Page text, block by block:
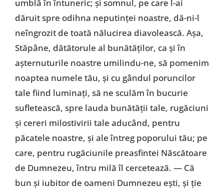
umblă în întuneric; şi somnul, pe care l-ai
dăruit spre odihna neputinţei noastre, dă-ni-l
neîngrozit de toată nălucirea diavolească. Aşa,
Stăpâne, dătătorule al bunătăţilor, ca şi în
aşternuturile noastre umilindu-ne, să pomenim
noaptea numele tău, şi cu gândul poruncilor
tale fiind luminaţi, să ne sculăm în bucurie
sufletească, spre lauda bunătăţii tale, rugăciuni
şi cereri milostivirii tale aducând, pentru
păcatele noastre, şi ale întreg poporului tău; pe
care, pentru rugăciunile preasfintei Născătoare
de Dumnezeu, întru milă îl cercetează. — Că
bun şi iubitor de oameni Dumnezeu eşti, şi ţie